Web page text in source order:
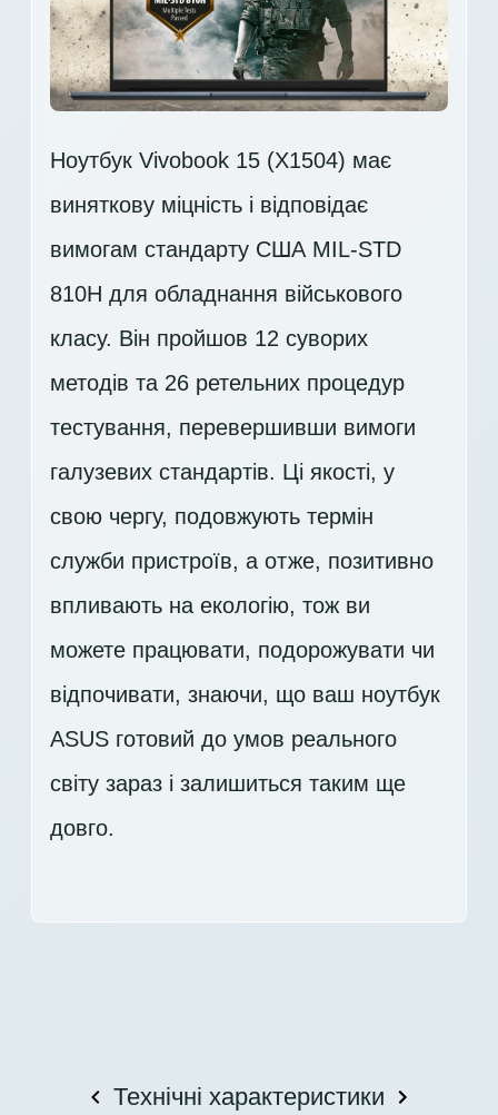
Ноутбук Vivobook 15 (X1504) має
виняткову міцність і відповідає
вимогам стандарту США MIL-STD
810H для обладнання військового
класу. Він пройшов 12 суворих
методів та 26 ретельних процедур
тестування, перевершивши вимоги
галузевих стандартів. Ці якості, у
свою чергу, подовжують термін
служби пристроїв, а отже, позитивно
впливають на екологію, тож ви
можете працювати, подорожувати чи
відпочивати, знаючи, що ваш ноутбук
ASUS готовий до умов реального
світу зараз і залишиться таким ще
довго.
Технічні характеристики